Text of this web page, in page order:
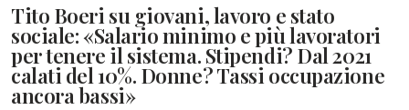
Tito Boeri su giovani, lavoro e stato
sociale: «Salario minimo e più lavoratori
per tenere il sistema. Stipendi? Dal 2021
calati del 10%. Donne? Tassi occupazione
ancora bassi»